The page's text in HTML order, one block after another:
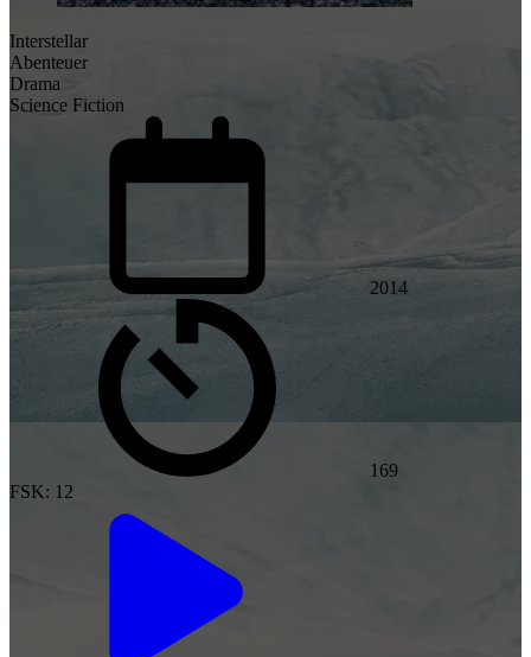
Interstellar
Abenteuer
Drama
Science Fiction
2014
169
FSK: 12